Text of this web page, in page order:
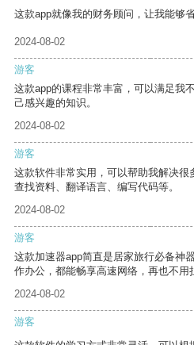
这款app就像我的财务顾问，让我能够省
2024-08-02
游客
这款app的课程非常丰富，可以满足我
己感兴趣的知识。
2024-08-02
游客
这款软件非常实用，可以帮助我解决
查找资料、翻译语言、编写代码等。
2024-08-02
游客
这款加速器app简直是居家旅行必备神
作办公，都能畅享高速网络，再也不用
2024-08-02
游客